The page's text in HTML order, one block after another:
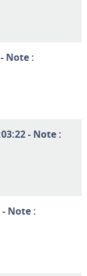
Note :
- Note :
Note :